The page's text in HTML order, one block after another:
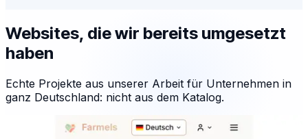
Websites, die wir bereits umgesetzt
haben
Echte Projekte aus unserer Arbeit für Unternehmen in
ganz Deutschland: nicht aus dem Katalog.